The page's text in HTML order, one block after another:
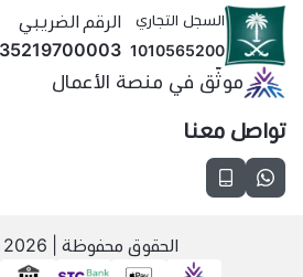
السجل التجاري
1010565200
الرقم الضريبي
موثّق في منصة الأعمال
تواصل معنا
الحقوق محفوظة | 2026